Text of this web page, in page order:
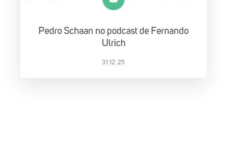
Pedro Schaan no podcast de Fernando
Ulrich
31.12.25